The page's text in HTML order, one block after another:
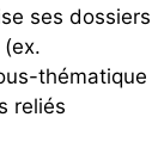
ses dossiers
thématique
reliés